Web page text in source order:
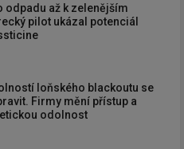
odpadu až k zelenějším
pilot ukázal potenciál
loňského blackoutu se
Firmy mění přístup a
odolnost